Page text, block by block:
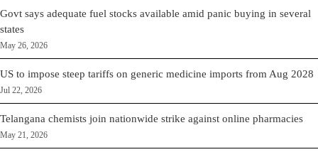
Govt says adequate fuel stocks available amid panic buying in several
states
May 26, 2026
US to impose steep tariffs on generic medicine imports from Aug 2028
Jul 22, 2026
Telangana chemists join nationwide strike against online pharmacies
May 21, 2026